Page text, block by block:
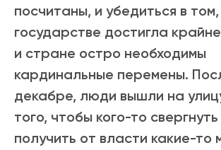
посчитаны, и убедиться в
государстве достигла
и стране остро необходимы
кардинальные перемены.
декабре, люди вышли на
того, чтобы кого-то
получить от власти какие-то